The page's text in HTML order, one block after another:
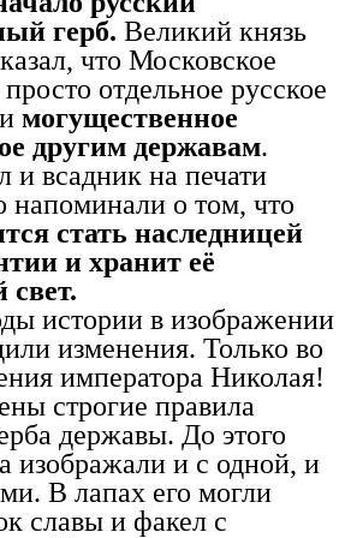
герб. Великий князь
что Московское
отдельное русское
могущественное
другим державам.
и всадник на печати
напоминали о том, что
стать наследницей
и хранит её
свет.
истории в изображении
изменения. Только во
императора Николая!
строгие правила
державы. До этого
изображали и с одной, и
В лапах его могли
славы и факел с